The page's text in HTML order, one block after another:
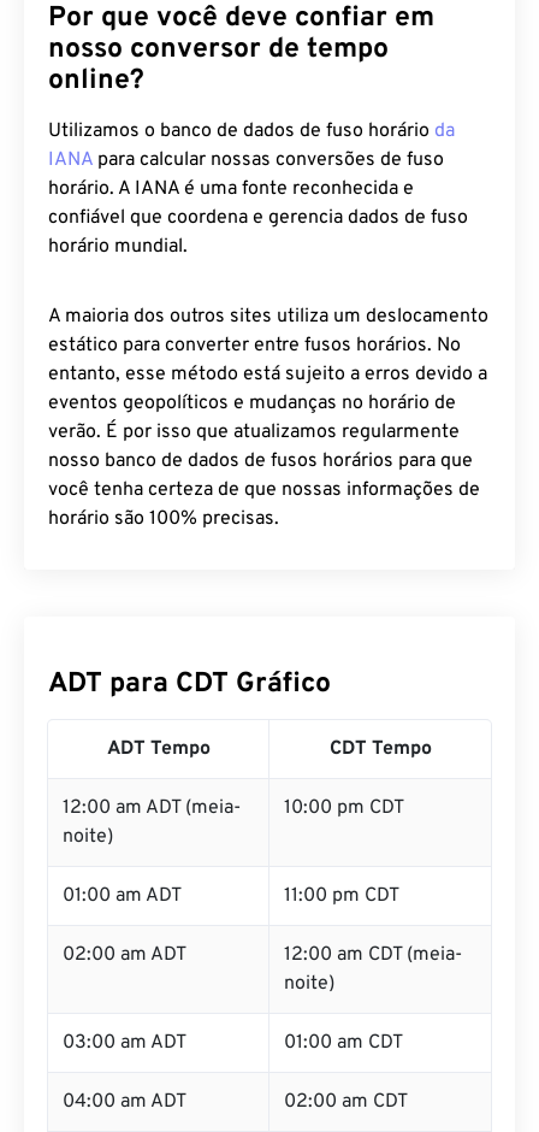
Por que você deve confiar em
nosso conversor de tempo
online?
Utilizamos o banco de dados de fuso horário da
IANA para calcular nossas conversões de fuso
horário. A IANA é uma fonte reconhecida e
confiável que coordena e gerencia dados de fuso
horário mundial.
A maioria dos outros sites utiliza um deslocamento
estático para converter entre fusos horários. No
entanto, esse método está sujeito a erros devido a
eventos geopolíticos e mudanças no horário de
verão. É por isso que atualizamos regularmente
nosso banco de dados de fusos horários para que
você tenha certeza de que nossas informações de
horário são 100% precisas.
ADT para CDT Gráfico
ADT Tempo CDT Tempo
12:00 am ADT (meia-
noite)
10:00 pm CDT
01:00 am ADT 11:00 pm CDT
02:00 am ADT
12:00 am CDT (meia-
noite)
03:00 am ADT 01:00 am CDT
04:00 am ADT 02:00 am CDT